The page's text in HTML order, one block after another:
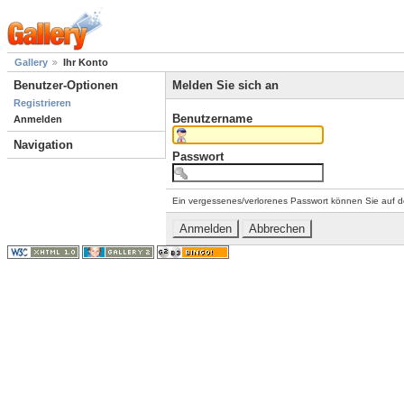
Gallery Ihr Konto
Benutzer-Optionen
Registrieren
Anmelden
Navigation
Melden Sie sich an
Benutzername
Passwort
Ein vergessenes/verlorenes Passwort können Sie auf